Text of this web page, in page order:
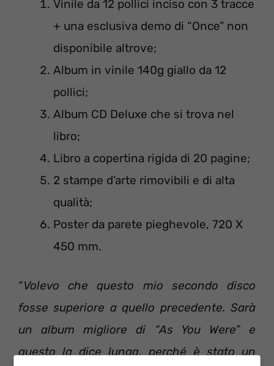
Vinile da 12 pollici inciso con 3 tracce
+ una esclusiva demo di “Once” non
disponibile altrove;
Album in vinile 140g giallo da 12
pollici;
Album CD Deluxe che si trova nel
libro;
Libro a copertina rigida di 20 pagine;
2 stampe d’arte rimovibili e di alta
qualità;
Poster da parete pieghevole, 720 X
450 mm.
“Volevo che questo mio secondo disco
fosse superiore a quello precedente. Sarà
un album migliore di “As You Were” e
questo la dice lunga, perché è stato un